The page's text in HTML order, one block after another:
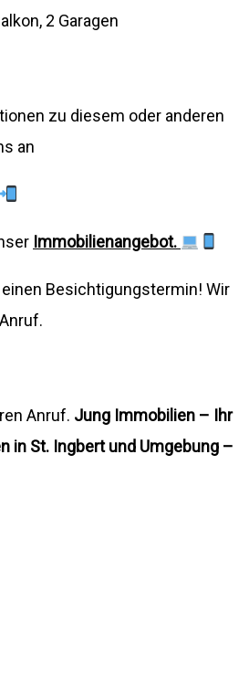
2 Garagen
zu diesem oder anderen
an
Immobilienangebot.
Besichtigungstermin! Wir
Anruf. Jung Immobilien – Ihr
in St. Ingbert und Umgebung –